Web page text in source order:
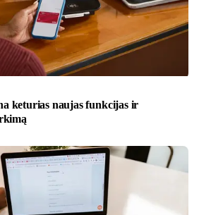
keturias naujas funkcijas ir